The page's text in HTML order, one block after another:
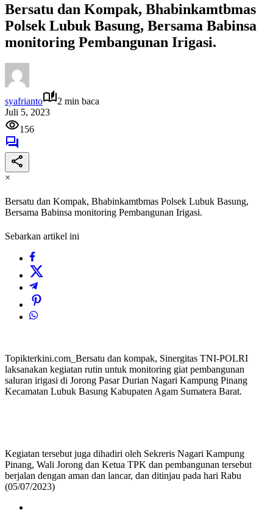
Bersatu dan Kompak, Bhabinkamtbmas
Polsek Lubuk Basung, Bersama Babinsa
monitoring Pembangunan Irigasi.
syafrianto
2 min baca
Juli 5, 2023
156
×
Bersatu dan Kompak, Bhabinkamtbmas Polsek Lubuk Basung,
Bersama Babinsa monitoring Pembangunan Irigasi.
Sebarkan artikel ini
Topikterkini.com_Bersatu dan kompak, Sinergitas TNI-POLRI
laksanakan kegiatan rutin untuk monitoring giat pembangunan
saluran irigasi di Jorong Pasar Durian Nagari Kampung Pinang
Kecamatan Lubuk Basung Kabupaten Agam Sumatera Barat.
Kegiatan tersebut juga dihadiri oleh Sekreris Nagari Kampung
Pinang, Wali Jorong dan Ketua TPK dan pembangunan tersebut
berjalan dengan aman dan lancar, dan ditinjau pada hari Rabu
(05/07/2023)